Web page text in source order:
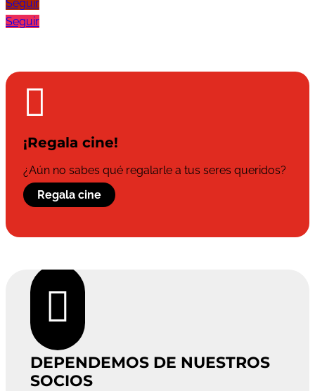
Seguir
Seguir

¡Regala cine!
¿Aún no sabes qué regalarle a tus seres queridos?
Regala cine

DEPENDEMOS DE NUESTROS
SOCIOS